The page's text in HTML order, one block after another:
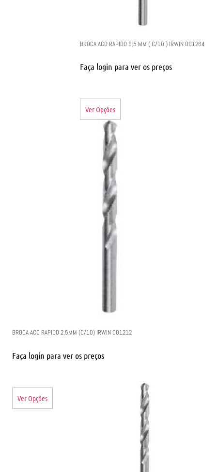
BROCA ACO RAPIDO 6,5 MM ( C/10 ) IRWIN 001264
Faça login para ver os preços
Ver Opções
BROCA ACO RAPIDO 2,5MM (C/10) IRWIN 001212
Faça login para ver os preços
Ver Opções